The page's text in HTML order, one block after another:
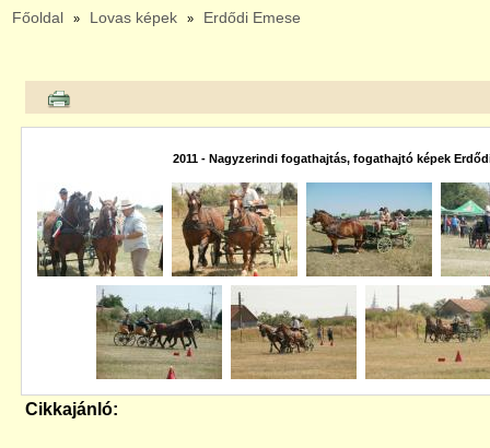
Főoldal » Lovas képek » Erdődi Emese
2011 - Nagyzerindi fogathajtás, fogathajtó képek
Cikkajánló: